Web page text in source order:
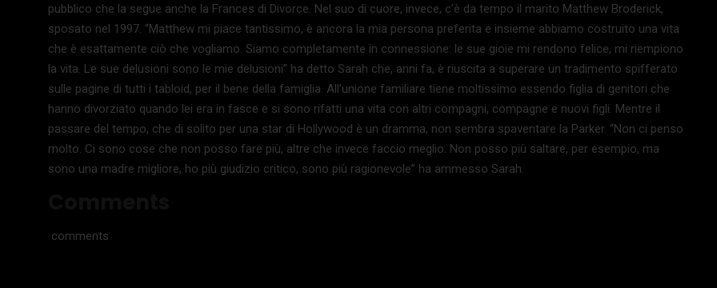
pubblico che la segue anche la Frances di Divorce. Nel suo di cuore, invece, c’è da tempo il marito Matthew Broderick,
sposato nel 1997. “Matthew mi piace tantissimo, è ancora la mia persona preferita e insieme abbiamo costruito una vita
che è esattamente ciò che vogliamo. Siamo completamente in connessione: le sue gioie mi rendono felice, mi riempiono
la vita. Le sue delusioni sono le mie delusioni” ha detto Sarah che, anni fa, è riuscita a superare un tradimento spifferato
sulle pagine di tutti i tabloid, per il bene della famiglia. All’unione familiare tiene moltissimo essendo figlia di genitori che
hanno divorziato quando lei era in fasce e si sono rifatti una vita con altri compagni, compagne e nuovi figli. Mentre il
passare del tempo, che di solito per una star di Hollywood è un dramma, non sembra spaventare la Parker. “Non ci penso
molto. Ci sono cose che non posso fare più, altre che invece faccio meglio. Non posso più saltare, per esempio, ma
sono una madre migliore, ho più giudizio critico, sono più ragionevole” ha ammesso Sarah.
comments